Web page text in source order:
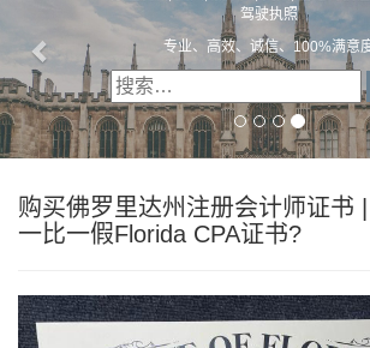
驾驶执照
专业、高效、诚信、100%满意
购买佛罗里达州注册会计师证书
一比一假Florida CPA证书?